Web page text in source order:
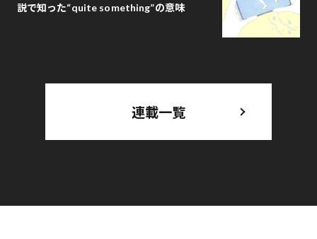
説で知った“quite something”の意味
連載一覧